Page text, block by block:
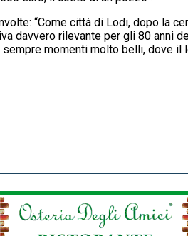
“Come città di Lodi, dopo la
davvero rilevante per gli 80 anni
momenti molto belli, dove